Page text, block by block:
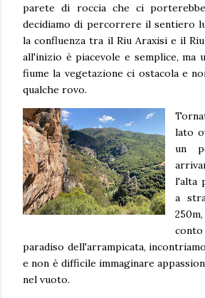
parete di roccia che ci
decidiamo di percorrere il sentiero
la confluenza tra il Riu Araxisi e il
all'inizio è piacevole e semplice, ma
fiume la vegetazione ci ostacola e
qualche rovo.
lato
un
l'alta
a
paradiso dell'arrampicata,
e non è difficile immaginare
nel vuoto.